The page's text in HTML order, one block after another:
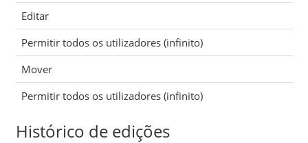
Editar
Permitir todos os utilizadores (infinito)
Mover
Permitir todos os utilizadores (infinito)
Histórico de edições